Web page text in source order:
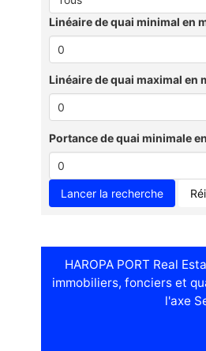
Linéaire de quai minimal en
Linéaire de quai maximal en
Portance de quai minimale
HAROPA PORT Real
immobiliers, fonciers et
l'axe